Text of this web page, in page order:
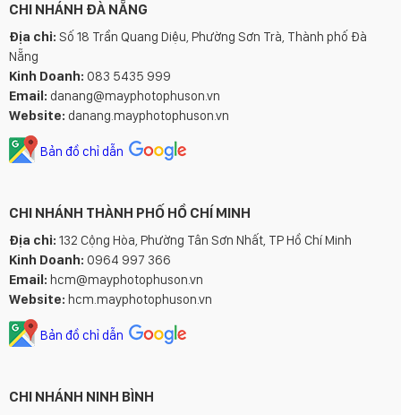
CHI NHÁNH ĐÀ NẴNG
Địa chỉ: Số 18 Trần Quang Diệu, Phường Sơn Trà, Thành phố Đà
Nẵng
Kinh Doanh: 083 5435 999
Email: danang@mayphotophuson.vn
Website: danang.mayphotophuson.vn
Bản đồ chỉ dẫn
CHI NHÁNH THÀNH PHỐ HỒ CHÍ MINH
Địa chỉ: 132 Cộng Hòa, Phường Tân Sơn Nhất, TP Hồ Chí Minh
Kinh Doanh: 0964 997 366
Email: hcm@mayphotophuson.vn
Website: hcm.mayphotophuson.vn
Bản đồ chỉ dẫn
CHI NHÁNH NINH BÌNH